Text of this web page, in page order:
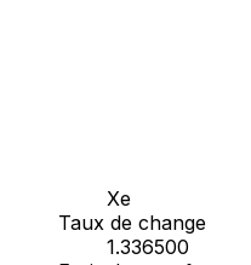
Xe
Taux de change
1.336500